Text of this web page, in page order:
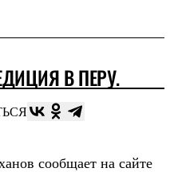
В ПЕРУ.
сообщает на сайте